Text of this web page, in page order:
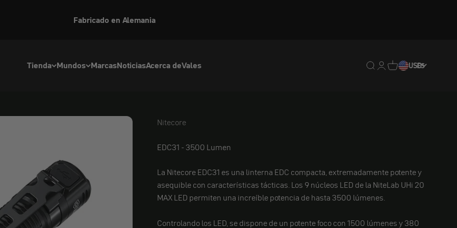
Fabricado en Alemania
Tienda Mundos MarcasNoticiasAcerca deVales Traducción pendiente:
Traducción
Traducción
USDES
Nitecore
Nitecore
EDC31 - 3500 Lumen
La Nitecore EDC31 es una linterna EDC compacta, extremadamente potente y
asequible con características tácticas. Los 9 núcleos LED de la NiteLab UHi 20
MAX LED permiten una increíble potencia de hasta 3500 lúmenes.
Controlando los LED, se dispone de un potente foco con 1500 lúmenes y 380